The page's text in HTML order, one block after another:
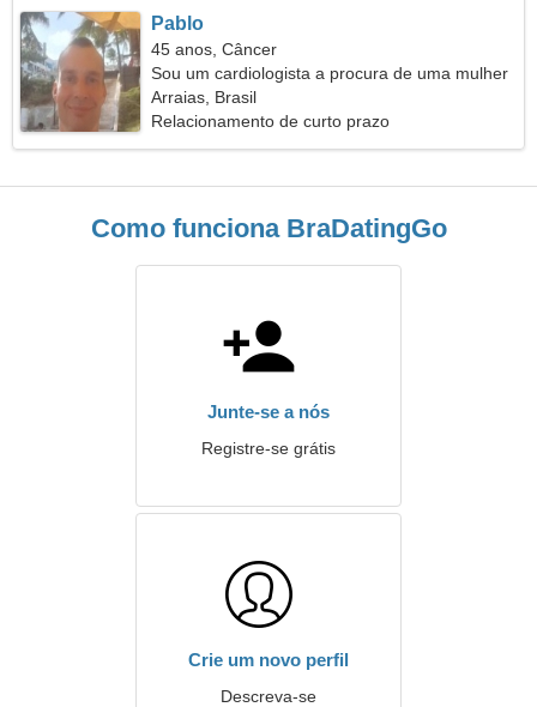
Pablo
45 anos, Câncer
Sou um cardiologista a procura de uma mulher
ardente
Arraias, Brasil
Relacionamento de curto prazo
Como funciona BraDatingGo
Junte-se a nós
Registre-se grátis
Crie um novo perfil
Descreva-se